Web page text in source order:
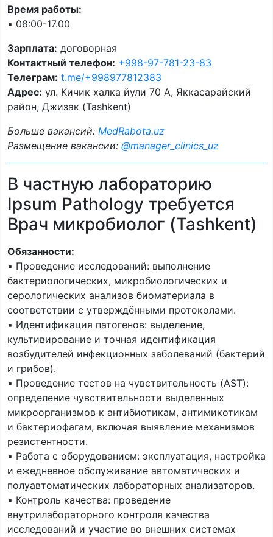
Время работы:
▪️ 08:00-17.00
Зарплата: договорная
Контактный телефон: +998-97-781-23-83
Телеграм: t.me/+998977812383
Адрес: ул. Кичик халка йули 70 А, Яккасарайский
район, Джизак (Tashkent)
Больше вакансий: MedRabota.uz
Размещение вакансии: @manager_clinics_uz
В частную лабораторию
Ipsum Pathology требуется
Врач микробиолог (Tashkent)
Обязанности:
▪️ Проведение исследований: выполнение
бактериологических, микробиологических и
серологических анализов биоматериала в
соответствии с утверждёнными протоколами.
▪️ Идентификация патогенов: выделение,
культивирование и точная идентификация
возбудителей инфекционных заболеваний (бактерий
и грибов).
▪️ Проведение тестов на чувствительность (AST):
определение чувствительности выделенных
микроорганизмов к антибиотикам, антимикотикам
и бактериофагам, включая выявление механизмов
резистентности.
▪️ Работа с оборудованием: эксплуатация, настройка
и ежедневное обслуживание автоматических и
полуавтоматических лабораторных анализаторов.
▪️ Контроль качества: проведение
внутрилабораторного контроля качества
исследований и участие во внешних системах